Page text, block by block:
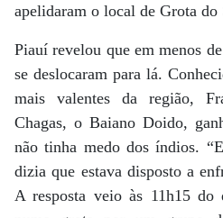
apelidaram o local de Grota do
Piauí revelou que em menos
se deslocaram para lá.
mais valentes da região,
Chagas, o Baiano Doido,
não tinha medo dos índios.
dizia que estava disposto a
A resposta veio às 11h15 do